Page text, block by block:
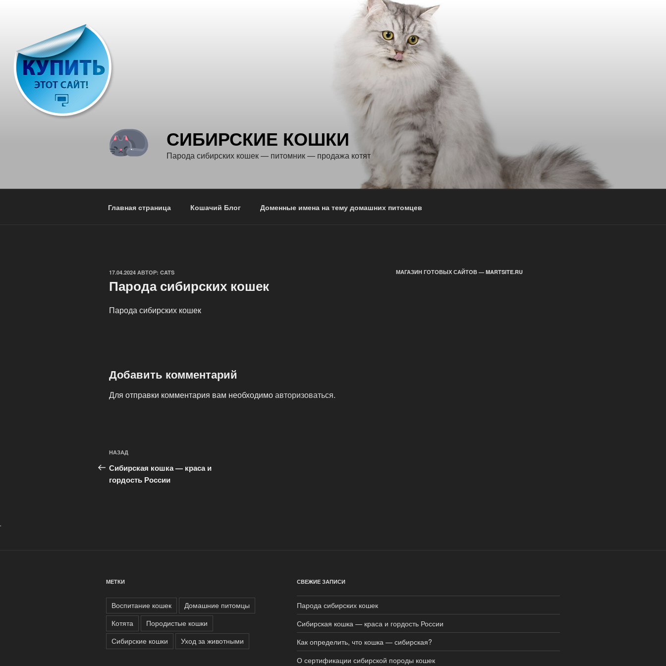
СИБИРСКИЕ КОШКИ
Парода сибирских кошек — питомник — продажа котят
Главная страница Кошачий Блог Доменные имена на тему домашних питомцев
ОПУБЛИКОВАНО
17.04.2024 АВТОР: CATS
Парода сибирских кошек
Парода сибирских кошек
Добавить комментарий
Для отправки комментария вам необходимоавторизоваться.
Навигация
по
записям
Предыдущая
запись:
НАЗАД
Сибирская кошка — краса и
гордость России
МАГАЗИН ГОТОВЫХ САЙТОВ — MARTSITE.RU
.
МЕТКИ
Воспитание кошек
Домашние питомцы
Котята
Породистые кошки
Сибирские кошки
Уход за животными
СВЕЖИЕ ЗАПИСИ
Парода сибирских кошек
Сибирская кошка — краса и гордость России
Как определить, что кошка — сибирская?
О сертификации сибирской породы кошек